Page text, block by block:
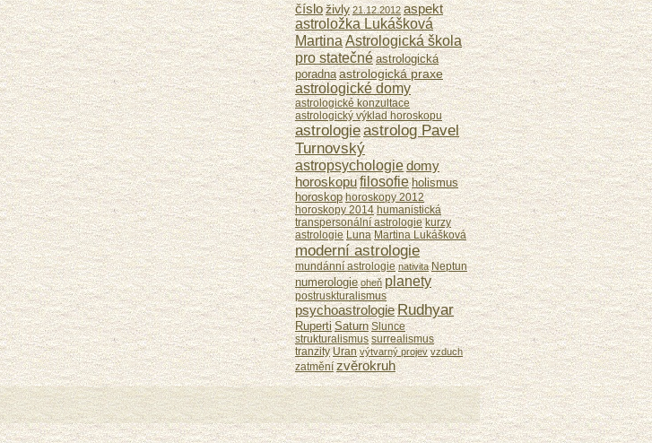
čísloživly 21.12.2012 aspekt
astroložka Lukášková
MartinaAstrologická škola
pro statečné astrologická
poradna astrologická praxe
astrologické domy
astrologické konzultace
astrologický výklad horoskopu
astrologieastrolog Pavel
Turnovský
astropsychologiedomy
horoskopufilosofie holismus
horoskop horoskopy 2012
horoskopy 2014 humanistická
transpersonální astrologie kurzy
astrologie Luna Martina Lukášková
moderní astrologie
mundánní astrologie nativita Neptun
numerologie oheň planety
postruskturalismus
psychoastrologieRudhyar
Ruperti Saturn Slunce
strukturalismus surrealismus
tranzity Uran výtvarný projev vzduch
zatmění zvěrokruh